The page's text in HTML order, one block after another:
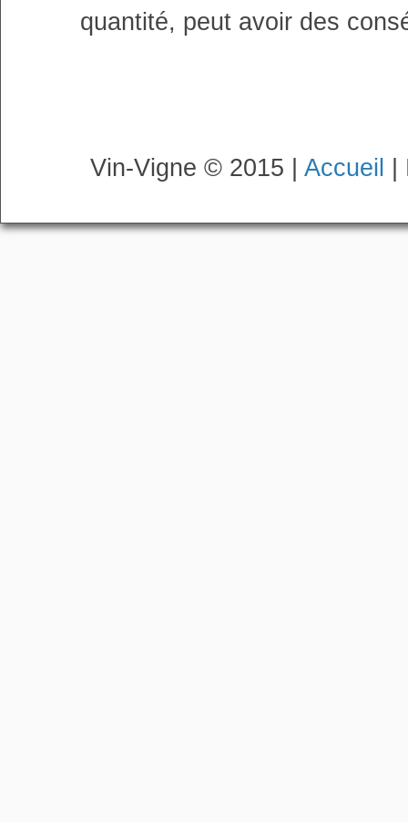
quantité, peut avoir des
Vin-Vigne © 2015 | Accueil